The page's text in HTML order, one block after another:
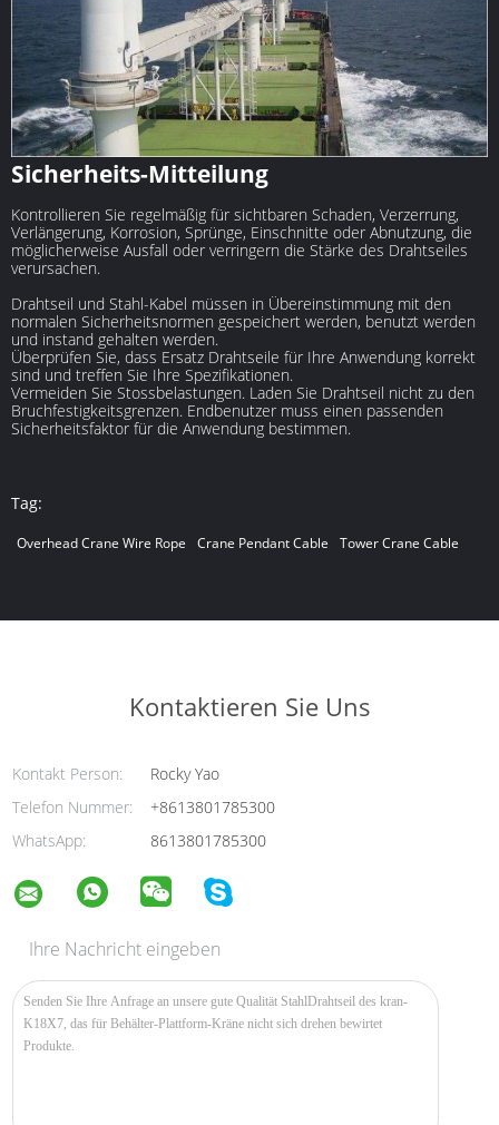
Sicherheits-Mitteilung
Kontrollieren Sie regelmäßig für sichtbaren Schaden, Verzerrung,
Verlängerung, Korrosion, Sprünge, Einschnitte oder Abnutzung, die
möglicherweise Ausfall oder verringern die Stärke des Drahtseiles
verursachen.
Drahtseil und Stahl-Kabel müssen in Übereinstimmung mit den
normalen Sicherheitsnormen gespeichert werden, benutzt werden
und instand gehalten werden.
Überprüfen Sie, dass Ersatz Drahtseile für Ihre Anwendung korrekt
sind und treffen Sie Ihre Spezifikationen.
Vermeiden Sie Stossbelastungen. Laden Sie Drahtseil nicht zu den
Bruchfestigkeitsgrenzen. Endbenutzer muss einen passenden
Sicherheitsfaktor für die Anwendung bestimmen.
Tag:
Overhead Crane Wire Rope Crane Pendant Cable Tower Crane Cable
Kontaktieren Sie Uns
Kontakt Person:
Rocky Yao
Telefon Nummer:
+8613801785300
WhatsApp:
8613801785300
Ihre Nachricht eingeben